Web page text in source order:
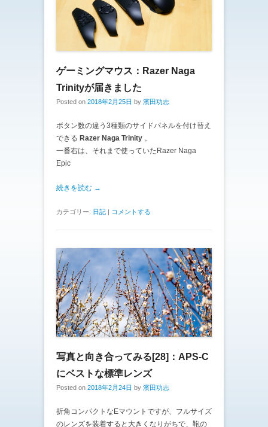
ゲーミングマウス：Razer Naga
Trinityが届きました
Posted on 2018年2月25日 by 濱田功志
ボタン数の違う3種類のサイドパネルを付け替え
できる Razer Naga Trinity 。
一番右は、それまで使っていたRazer Naga
Epic
続きを読む →
カテゴリー: 日記 コメントする
写真と向き合ってみる[28]：APS-C
にベストな標準レンズ
Posted on 2018年2月24日 by 濱田功志
折角コンパクトなEマウントですが、フルサイズ
のレンズを装着すると大きくなりがちで、鞄の